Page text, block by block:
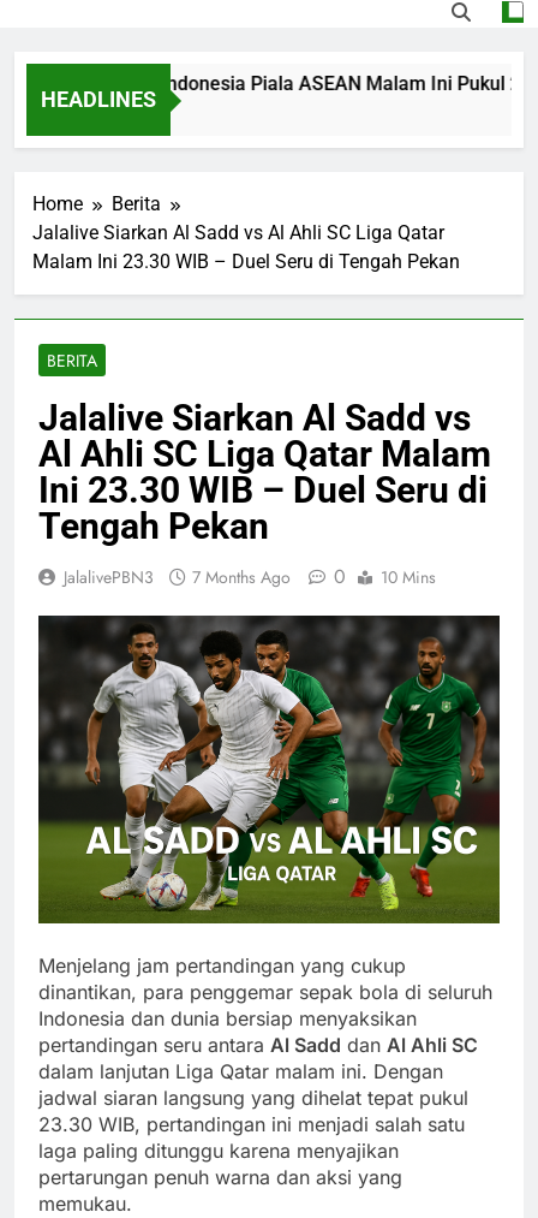
HEADLINES
Singapura vs Indonesia Piala ASEAN Malam Ini Pukul
Home
Berita
Jalalive Siarkan Al Sadd vs Al Ahli SC Liga Qatar
Malam Ini 23.30 WIB – Duel Seru di Tengah Pekan
BERITA
Jalalive Siarkan Al Sadd vs
Al Ahli SC Liga Qatar Malam
Ini 23.30 WIB – Duel Seru di
Tengah Pekan
JalalivePBN3 7 Months Ago 0 10 Mins
Menjelang jam pertandingan yang cukup
dinantikan, para penggemar sepak bola di seluruh
Indonesia dan dunia bersiap menyaksikan
pertandingan seru antara Al Sadd dan Al Ahli SC
dalam lanjutan Liga Qatar malam ini. Dengan
jadwal siaran langsung yang dihelat tepat pukul
23.30 WIB, pertandingan ini menjadi salah satu
laga paling ditunggu karena menyajikan
pertarungan penuh warna dan aksi yang
memukau.